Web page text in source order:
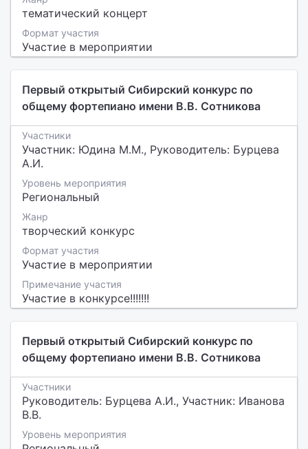
тематический концерт
Формат участия
Участие в мероприятии
Первый открытый Сибирский конкурс по
общему фортепиано имени В.В. Сотникова
Участники
Участник: Юдина М.М., Руководитель: Бурцева
А.И.
Уровень мероприятия
Региональный
Жанр
творческий конкурс
Формат участия
Участие в мероприятии
Примечание участия
Участие в конкурсе!!!!!!!
Первый открытый Сибирский конкурс по
общему фортепиано имени В.В. Сотникова
Участники
Руководитель: Бурцева А.И., Участник: Иванова
В.В.
Уровень мероприятия